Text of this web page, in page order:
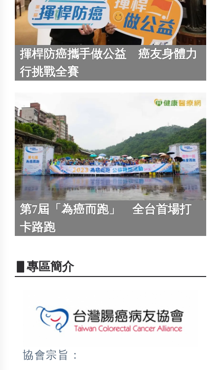
揮桿防癌攜手做公益 癌友身體力
行挑戰全賽
第7屆「為癌而跑」 全台首場打
卡路跑
▋專區簡介
協會宗旨：